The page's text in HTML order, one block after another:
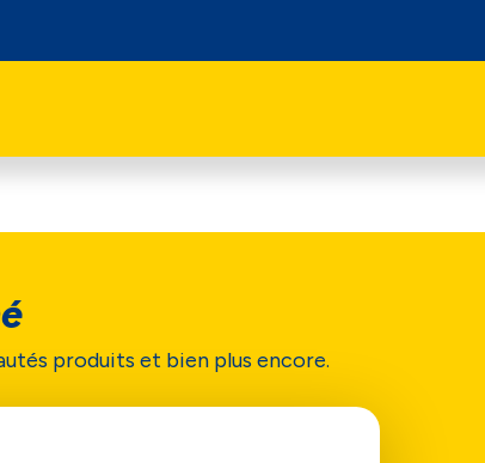
produits et bien plus encore.